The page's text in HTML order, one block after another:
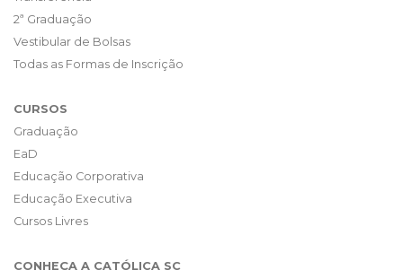
2ª Graduação
Vestibular de Bolsas
Todas as Formas de Inscrição
CURSOS
Graduação
EaD
Educação Corporativa
Educação Executiva
Cursos Livres
CONHEÇA A CATÓLICA SC